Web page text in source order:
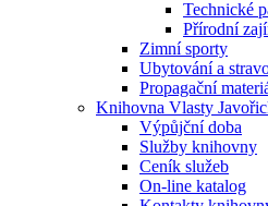
Technické
Přírodní
Zimní sporty
Ubytování a
Propagační
Knihovna Vlasty
Výpůjční doba
Služby knihovny
Ceník služeb
On-line katalog